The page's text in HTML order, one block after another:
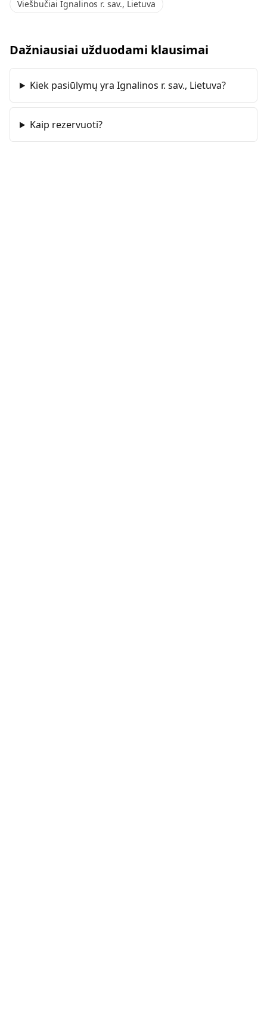
Viešbučiai Ignalinos r. sav., Lietuva
Dažniausiai užduodami klausimai
Kiek pasiūlymų yra Ignalinos r. sav., Lietuva?
Kaip rezervuoti?